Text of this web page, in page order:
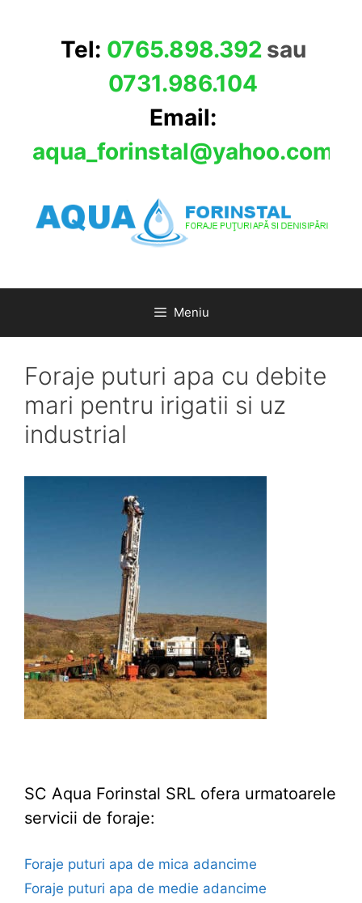
Tel: 0765.898.392 sau
0731.986.104
Email:
aqua_forinstal@yahoo.com
Meniu
Foraje puturi apa cu debite
mari pentru irigatii si uz
industrial
SC Aqua Forinstal SRL ofera urmatoarele
servicii de foraje:
Foraje puturi apa de mica adancime
Foraje puturi apa de medie adancime